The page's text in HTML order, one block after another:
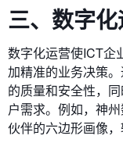
三、数字
数字化运营使ICT企
加精准的业务决策
的质量和安全性，
户需求。例如，神
伙伴的六边形画像，